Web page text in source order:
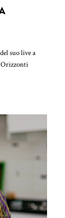
suo live a
Orizzonti